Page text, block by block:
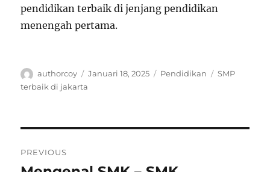
pendidikan terbaik di jenjang pendidikan
menengah pertama.
Author
authorcoy
Posted
Januari 18, 2025 Categories
Pendidikan Tags
SMP
terbaik di jakarta
pos
PREVIOUS